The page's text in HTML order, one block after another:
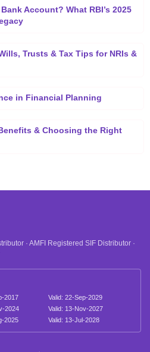
Account? What RBI’s 2025
Trusts & Tax Tips for NRIs &
in Financial Planning
& Choosing the Right
· AMFI Registered SIF Distributor ·
2017
Valid: 22-Sep-2029
2024
Valid: 13-Nov-2027
2025 Valid: 13-Jul-2028